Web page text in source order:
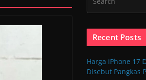
Recent Posts
Harga iPhone 17
Disebut Pangkas